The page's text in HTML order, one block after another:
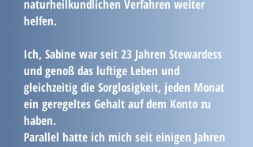
naturheilkundlichen Verfahren weiter
helfen.
Ich, Sabine war seit 23 Jahren Stewardess
und genoß das luftige Leben und
gleichzeitig die Sorglosigkeit, jeden Monat
ein geregeltes Gehalt auf dem Konto zu
haben.
Parallel hatte ich mich seit einigen Jahren